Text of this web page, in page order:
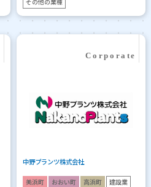
その他の業種
中野プランツ株式会社
美浜町 おおい町 高浜町 建設業